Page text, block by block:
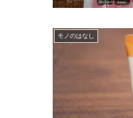
モノのはなし